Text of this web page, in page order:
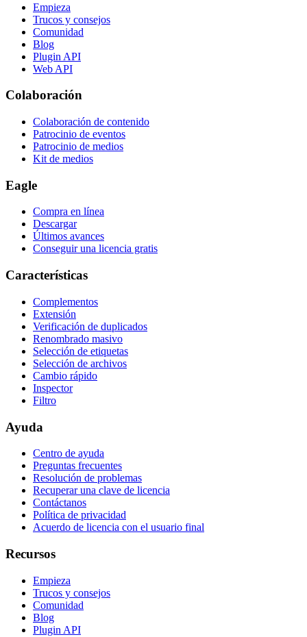
Empieza
Trucos y consejos
Comunidad
Blog
Plugin API
Web API
Colaboración
Colaboración de contenido
Patrocinio de eventos
Patrocinio de medios
Kit de medios
Eagle
Compra en línea
Descargar
Últimos avances
Conseguir una licencia gratis
Características
Complementos
Extensión
Verificación de duplicados
Renombrado masivo
Selección de etiquetas
Selección de archivos
Cambio rápido
Inspector
Filtro
Ayuda
Centro de ayuda
Preguntas frecuentes
Resolución de problemas
Recuperar una clave de licencia
Contáctanos
Política de privacidad
Acuerdo de licencia con el usuario final
Recursos
Empieza
Trucos y consejos
Comunidad
Blog
Plugin API